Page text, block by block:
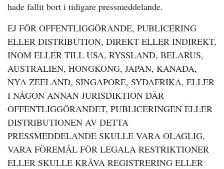
hade fallit bort i tidigare pressmeddelande.
EJ FÖR OFFENTLIGGÖRANDE, PUBLICERING
ELLER DISTRIBUTION, DIREKT ELLER INDIREKT,
INOM ELLER TILL USA, RYSSLAND, BELARUS,
AUSTRALIEN, HONGKONG, JAPAN, KANADA,
NYA ZEELAND, SINGAPORE, SYDAFRIKA, ELLER
I NÅGON ANNAN JURISDIKTION DÄR
OFFENTLIGGÖRANDET, PUBLICERINGEN ELLER
DISTRIBUTIONEN AV DETTA
PRESSMEDDELANDE SKULLE VARA OLAGLIG,
VARA FÖREMÅL FÖR LEGALA RESTRIKTIONER
ELLER SKULLE KRÄVA REGISTRERING ELLER